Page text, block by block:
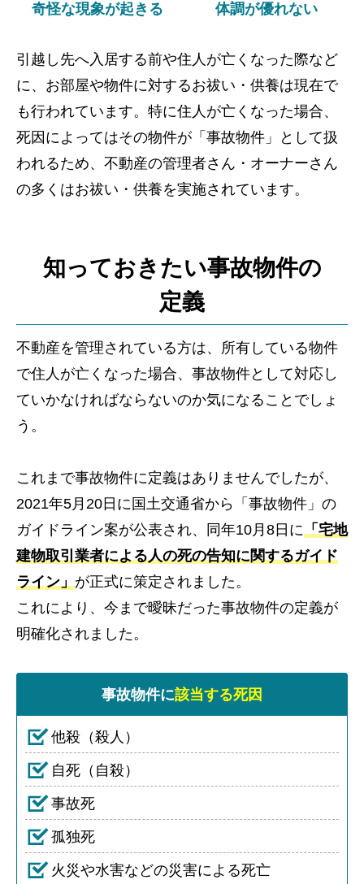
奇怪な現象が起きる
体調が優れない
引越し先へ入居する前や住人が亡くなった際など
に、お部屋や物件に対するお祓い・供養は現在で
も行われています。特に住人が亡くなった場合、
死因によってはその物件が「事故物件」として扱
われるため、不動産の管理者さん・オーナーさん
の多くはお祓い・供養を実施されています。
知っておきたい事故物件の
定義
不動産を管理されている方は、所有している物件
で住人が亡くなった場合、事故物件として対応し
ていかなければならないのか気になることでしょ
う。
これまで事故物件に定義はありませんでしたが、
2021年5月20日に国土交通省から「事故物件」の
ガイドライン案が公表され、同年10月8日に「宅地
建物取引業者による人の死の告知に関するガイド
ライン」が正式に策定されました。
これにより、今まで曖昧だった事故物件の定義が
明確化されました。
事故物件に該当する死因
他殺（殺人）
自死（自殺）
事故死
孤独死
火災や水害などの災害による死亡